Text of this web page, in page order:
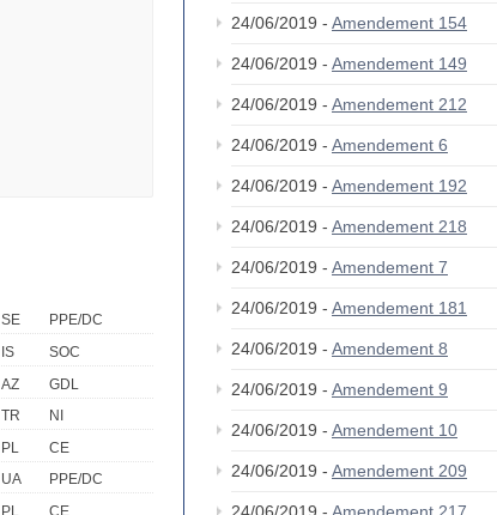
SE
PPE/DC
IS
SOC
AZ
GDL
TR
NI
PL
CE
UA
PPE/DC
PL
CE
24/06/2019 - Amendement 154
24/06/2019 - Amendement 149
24/06/2019 - Amendement 212
24/06/2019 - Amendement 6
24/06/2019 - Amendement 192
24/06/2019 - Amendement 218
24/06/2019 - Amendement 7
24/06/2019 - Amendement 181
24/06/2019 - Amendement 8
24/06/2019 - Amendement 9
24/06/2019 - Amendement 10
24/06/2019 - Amendement 209